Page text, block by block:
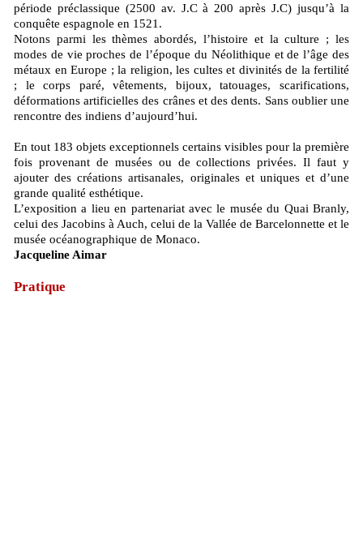
période préclassique (2500 av. J.C à 200 après J.C) jusqu’à la
conquête espagnole en 1521.
Notons parmi les thèmes abordés, l’histoire et la culture ; les
modes de vie proches de l’époque du Néolithique et de l’âge des
métaux en Europe ; la religion, les cultes et divinités de la fertilité
; le corps paré, vêtements, bijoux, tatouages, scarifications,
déformations artificielles des crânes et des dents. Sans oublier une
rencontre des indiens d’aujourd’hui.
En tout 183 objets exceptionnels certains visibles pour la première
fois provenant de musées ou de collections privées. Il faut y
ajouter des créations artisanales, originales et uniques et d’une
grande qualité esthétique.
L’exposition a lieu en partenariat avec le musée du Quai Branly,
celui des Jacobins à Auch, celui de la Vallée de Barcelonnette et le
musée océanographique de Monaco.
Jacqueline Aimar
Pratique